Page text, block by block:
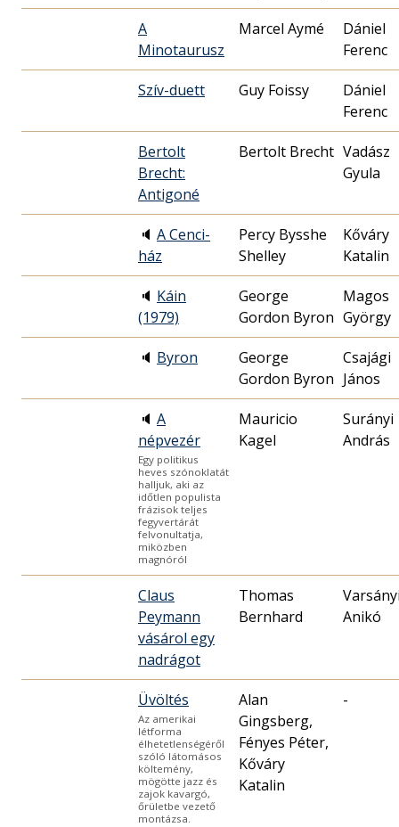
A
Minotaurusz
Marcel Aymé
Dániel
Ferenc
Szív-duett Guy Foissy
Dániel
Ferenc
Bertolt
Brecht:
Antigoné
Bertolt Brecht Vadász
Gyula
🔈 A Cenci-
ház
Percy Bysshe
Shelley
Kőváry
Katalin
🔈 Káin
(1979)
George
Gordon Byron
Magos
György
🔈 Byron
George
Gordon Byron
Csajági
János
🔈 A
népvezér
Egy politikus
heves szónoklatát
halljuk, aki az
időtlen populista
frázisok teljes
fegyvertárát
felvonultatja,
miközben
magnóról
Mauricio
Kagel
Surányi
András
Claus
Peymann
vásárol egy
nadrágot
Thomas
Bernhard
Anikó
Üvöltés
Az amerikai
létforma
élhetetlenségéről
szóló látomásos
költemény,
mögötte jazz és
zajok kavargó,
őrületbe vezető
montázsa.
Alan
Gingsberg,
Fényes Péter,
Kőváry
Katalin
-